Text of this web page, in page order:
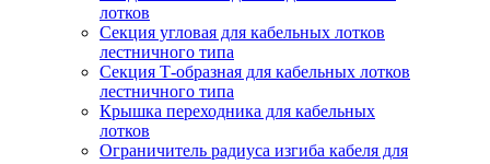
лотков
Секция угловая для кабельных лотков
лестничного типа
Секция Т-образная для кабельных лотков
лестничного типа
Крышка переходника для кабельных
лотков
Ограничитель радиуса изгиба кабеля для